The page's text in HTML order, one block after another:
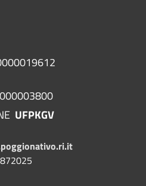
UFPKGV